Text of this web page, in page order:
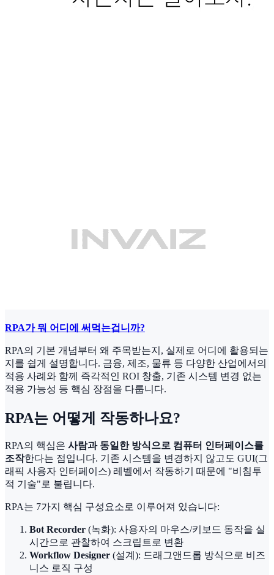
RPA가 뭐 어디에 써먹는겁니까?
RPA의 기본 개념부터 왜 주목받는지, 실제로 어디에 활용되는
지를 쉽게 설명합니다. 금융, 제조, 물류 등 다양한 산업에서의
적용 사례와 함께 즉각적인 ROI 창출, 기존 시스템 변경 없는
적용 가능성 등 핵심 장점을 다룹니다.
RPA는 어떻게 작동하나요?
RPA의 핵심은 사람과 동일한 방식으로 컴퓨터 인터페이스를
조작한다는 점입니다. 기존 시스템을 변경하지 않고도 GUI(그
래픽 사용자 인터페이스) 레벨에서 작동하기 때문에 "비침투
적 기술"로 불립니다.
RPA는 7가지 핵심 구성요소로 이루어져 있습니다:
Bot Recorder (녹화): 사용자의 마우스/키보드 동작을 실
시간으로 관찰하여 스크립트로 변환
Workflow Designer (설계): 드래그앤드롭 방식으로 비즈
니스 로직 구성